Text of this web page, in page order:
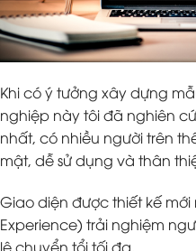
Khi có ý tưởng xây dựng
nghiệp này tôi đã nghiên
nhất, có nhiều người trên
mật, dễ sử dụng và thân
Giao diện được thiết kế mới
Experience) trải nghiệm
lệ chuyển tổi tối đa.